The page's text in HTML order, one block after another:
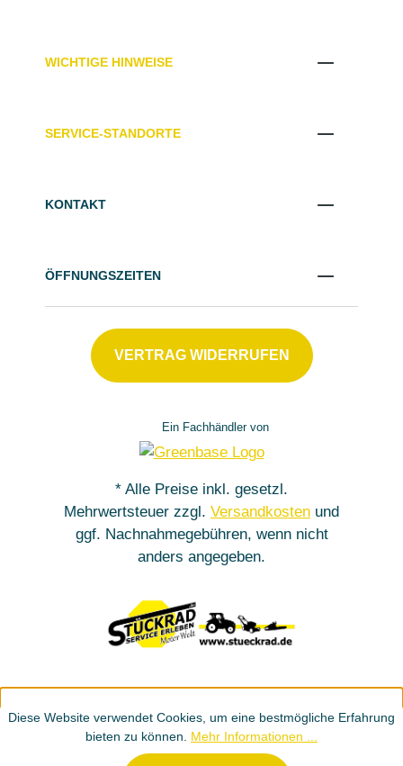
WICHTIGE HINWEISE
SERVICE-STANDORTE
KONTAKT
ÖFFNUNGSZEITEN
VERTRAG WIDERRUFEN
Ein Fachhändler von
* Alle Preise inkl. gesetzl.
Mehrwertsteuer zzgl. Versandkosten und
ggf. Nachnahmegebühren, wenn nicht
anders angegeben.
Diese Website verwendet Cookies, um eine bestmögliche Erfahrung
bieten zu können. Mehr Informationen ...